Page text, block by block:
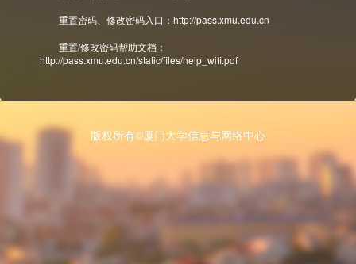
重置密码、修改密码入口：http://pass.xmu.edu.cn
重置/修改密码帮助文档：
http://pass.xmu.edu.cn/static/files/help_wifi.pdf
版权所有©厦门大学信息与网络中心